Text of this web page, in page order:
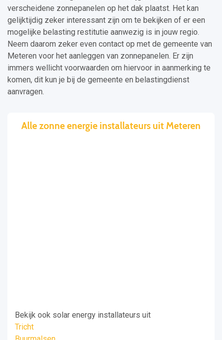
verscheidene zonnepanelen op het dak plaatst. Het kan
gelijktijdig zeker interessant zijn om te bekijken of er een
mogelijke belasting restitutie aanwezig is in jouw regio.
Neem daarom zeker even contact op met de gemeente van
Meteren voor het aanleggen van zonnepanelen. Er zijn
immers wellicht voorwaarden om hiervoor in aanmerking te
komen, dit kun je bij de gemeente en belastingdienst
aanvragen.
Alle zonne energie installateurs uit Meteren
Bekijk ook solar energy installateurs uit
Tricht